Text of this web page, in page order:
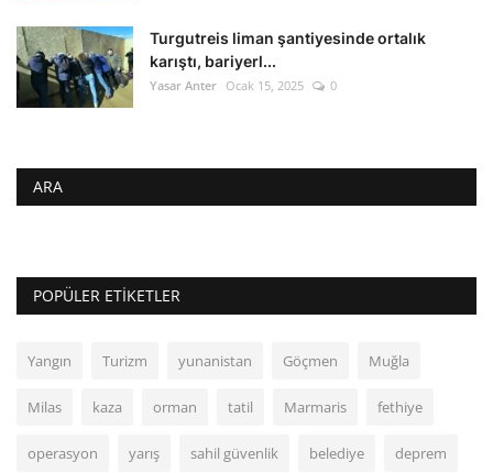
Turgutreis liman şantiyesinde ortalık
karıştı, bariyerl...
Yasar Anter Ocak 15, 2025 0
ARA
POPÜLER ETIKETLER
Yangın Turizm yunanistan Göçmen Muğla
Milas kaza orman tatil Marmaris fethiye
operasyon yarış sahil güvenlik belediye deprem